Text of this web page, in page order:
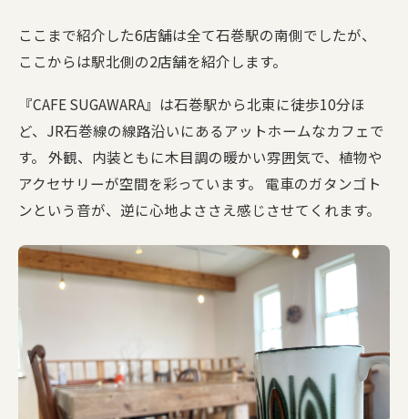
ここまで紹介した6店舗は全て石巻駅の南側でしたが、
ここからは駅北側の2店舗を紹介します。
『CAFE SUGAWARA』は石巻駅から北東に徒歩10分ほ
ど、JR石巻線の線路沿いにあるアットホームなカフェで
す。 外観、内装ともに木目調の暖かい雰囲気で、植物や
アクセサリーが空間を彩っています。 電車のガタンゴト
ンという音が、逆に心地よささえ感じさせてくれます。